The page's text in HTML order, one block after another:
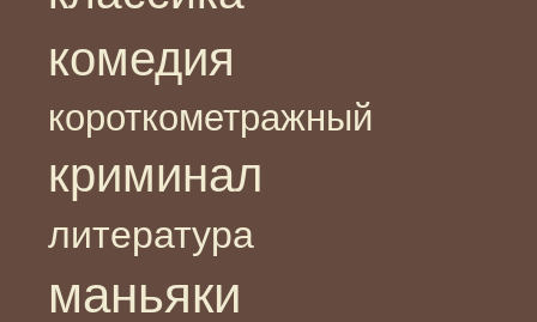
комедия
короткометражный
криминал
литература
маньяки